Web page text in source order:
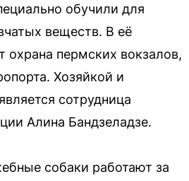
обучили для
веществ. В её
охрана пермских вокзалов,
Хозяйкой и
сотрудница
Алина Бандзеладзе.
собаки работают за